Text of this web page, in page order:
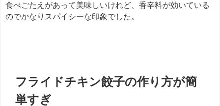
食べごたえがあって美味しいけれど、香辛料が効いている
のでかなりスパイシーな印象でした。
フライドチキン餃子の作り方が簡
単すぎ